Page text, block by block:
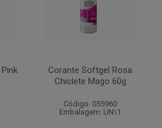
Corante Softgel Rosa
Chiclete Mago 60g
Código: 055960
Embalagem: UN\1